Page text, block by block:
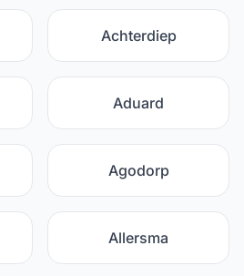
Achterdiep
Aduard
Agodorp
Allersma